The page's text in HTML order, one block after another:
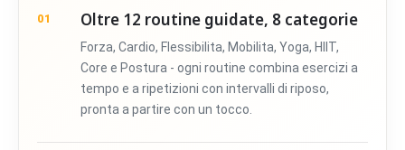
01 Oltre 12 routine guidate, 8 categorie
Forza, Cardio, Flessibilita, Mobilita, Yoga, HIIT,
Core e Postura - ogni routine combina esercizi a
tempo e a ripetizioni con intervalli di riposo,
pronta a partire con un tocco.